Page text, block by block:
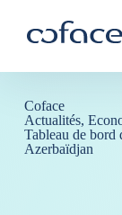
Retour à la page
Coface
Actualités,
Tableau de bord
Azerbaïdjan